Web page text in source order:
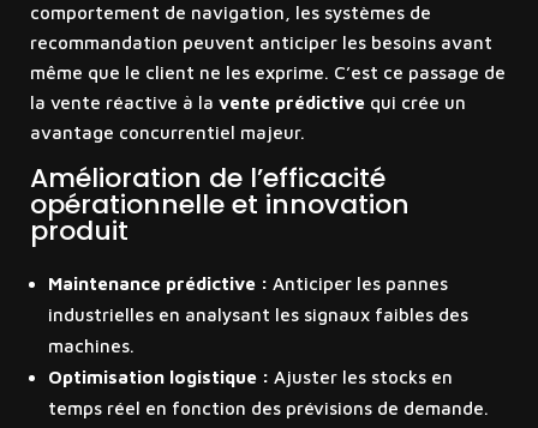
comportement de navigation, les systèmes de
recommandation peuvent anticiper les besoins avant
même que le client ne les exprime. C’est ce passage de
la vente réactive à la vente prédictivequi crée un
avantage concurrentiel majeur.
Amélioration de l’efficacité
opérationnelle et innovation
produit
Maintenance prédictive : Anticiper les pannes
industrielles en analysant les signaux faibles des
machines.
Optimisation logistique : Ajuster les stocks en
temps réel en fonction des prévisions de demande.